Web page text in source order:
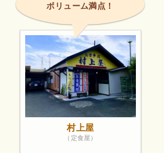
ボリューム満点！
村上屋
（定食屋）